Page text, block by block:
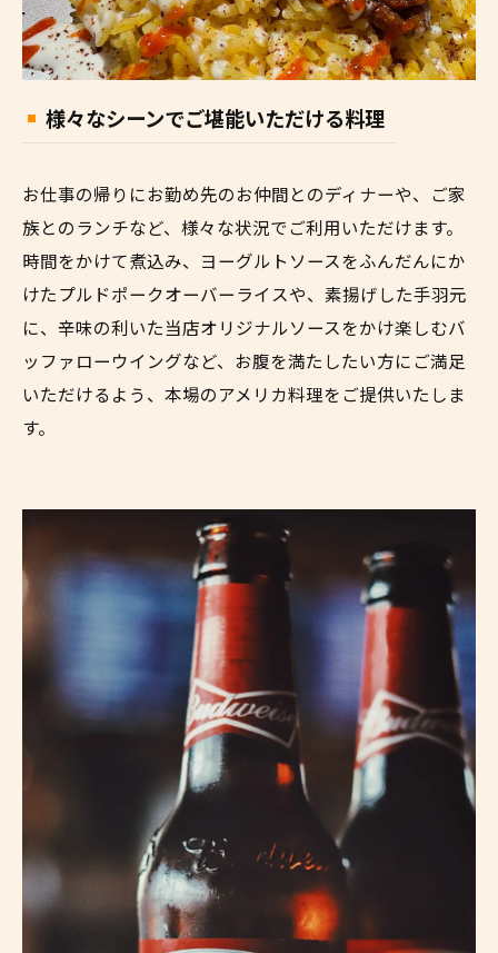
様々なシーンでご堪能いただける料理
お仕事の帰りにお勤め先のお仲間とのディナーや、ご家
族とのランチなど、様々な状況でご利用いただけます。
時間をかけて煮込み、ヨーグルトソースをふんだんにか
けたプルドポークオーバーライスや、素揚げした手羽元
に、辛味の利いた当店オリジナルソースをかけ楽しむバ
ッファローウイングなど、お腹を満たしたい方にご満足
いただけるよう、本場のアメリカ料理をご提供いたしま
す。